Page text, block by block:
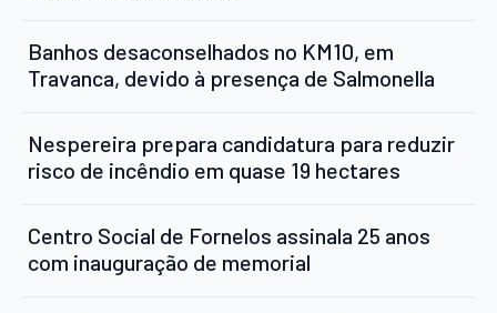
Banhos desaconselhados no KM10, em
Travanca, devido à presença de Salmonella
Nespereira prepara candidatura para reduzir
risco de incêndio em quase 19 hectares
Centro Social de Fornelos assinala 25 anos
com inauguração de memorial